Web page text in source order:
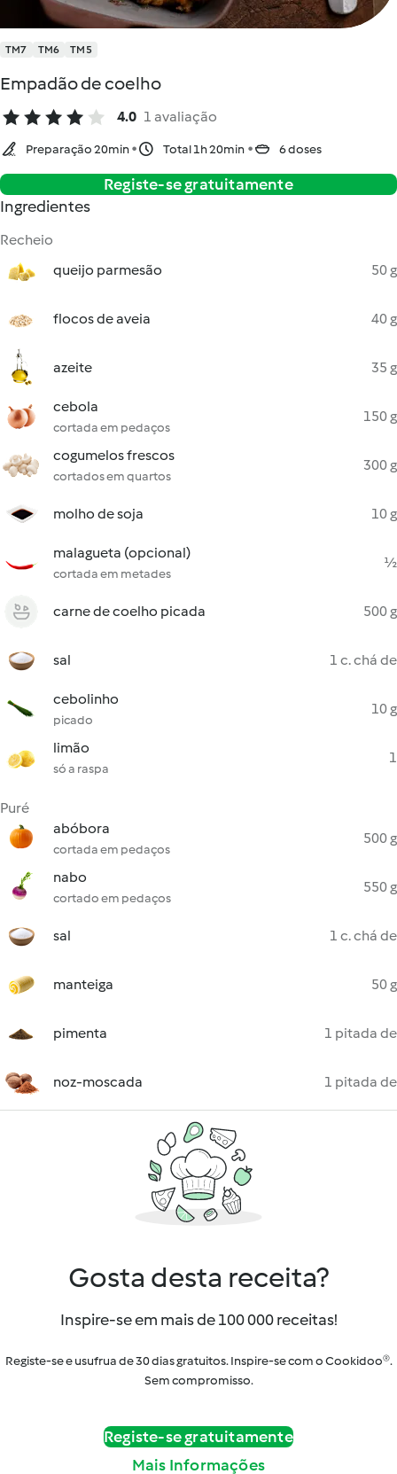
TM7 TM6 TM5
Empadão de coelho
4.0 1 avaliação
Preparação 20min Total 1h 20min 6 doses
Registe-se gratuitamente
Ingredientes
Recheio
queijo parmesão
50 g
flocos de aveia 40 g
azeite 35 g
cebola
cortada em pedaços
150 g
cogumelos frescos
cortados em quartos
300 g
molho de soja 10 g
malagueta (opcional)
cortada em metades
½
carne de coelho picada 500 g
sal 1 c. chá de
cebolinho
picado
10 g
limão
só a raspa
1
Puré
abóbora
cortada em pedaços
500 g
nabo
cortado em pedaços
550 g
sal 1 c. chá de
manteiga 50 g
pimenta 1 pitada de
noz-moscada 1 pitada de
Gosta desta receita?
Inspire-se em mais de 100 000 receitas!
Registe-se e usufrua de 30 dias gratuitos. Inspire-se com o Cookidoo®.
Sem compromisso.
Registe-se gratuitamente
Mais Informações